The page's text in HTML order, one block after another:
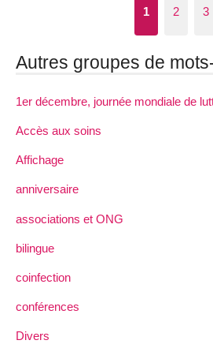
1 2 3
Autres groupes de
1er décembre, journée mondiale de
Accès aux soins
Affichage
anniversaire
associations et ONG
bilingue
coinfection
conférences
Divers